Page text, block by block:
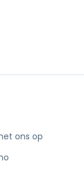
ons op